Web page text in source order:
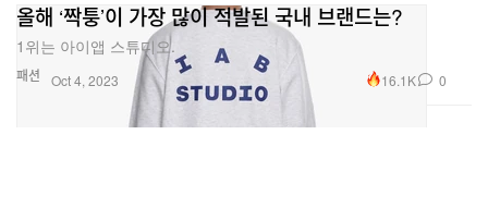
패션
올해 ‘짝퉁’이 가장 많이 적발된 국내 브랜드는?
1위는 아이앱 스튜디오.
Oct 4, 2023 16.1K 0